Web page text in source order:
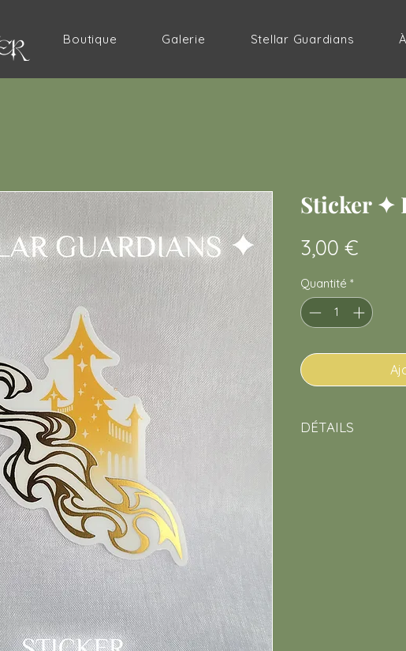
Boutique Galerie Stellar Guardians
Sticker ✦
3,00 €
Quantité *
DÉTAILS